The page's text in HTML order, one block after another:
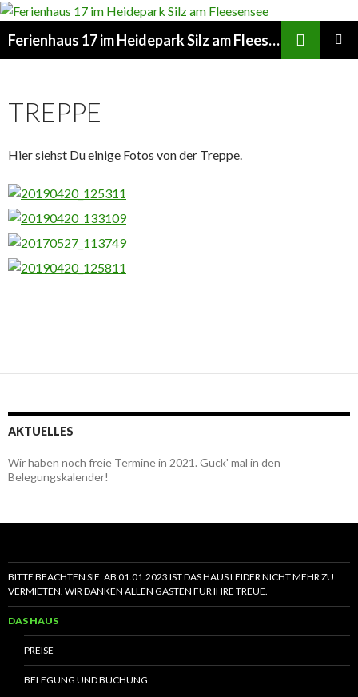
Ferienhaus 17 im Heidepark Silz am Fleesensee
TREPPE
Hier siehst Du einige Fotos von der Treppe.
AKTUELLES
Wir haben noch freie Termine in 2021. Guck' mal in den
Belegungskalender!
BITTE BEACHTEN SIE: AB 01.01.2023 IST DAS HAUS LEIDER NICHT MEHR ZU
VERMIETEN. WIR DANKEN ALLEN GÄSTEN FÜR IHRE TREUE.
DAS HAUS
PREISE
BELEGUNG UND BUCHUNG